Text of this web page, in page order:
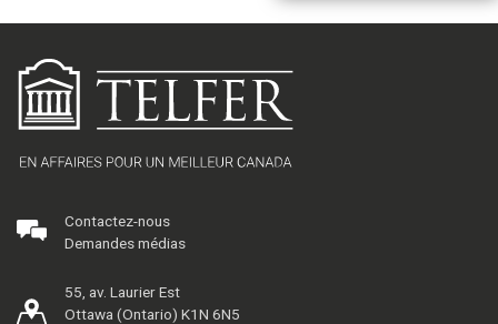
Contactez-nous
Demandes médias
55, av. Laurier Est
Ottawa (Ontario) K1N 6N5